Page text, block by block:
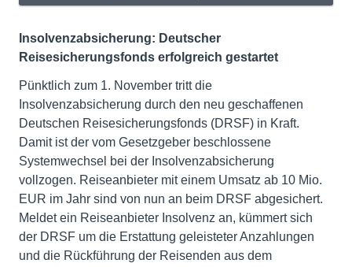
Insolvenzabsicherung: Deutscher
Reisesicherungsfonds erfolgreich gestartet
Pünktlich zum 1. November tritt die
Insolvenzabsicherung durch den neu geschaffenen
Deutschen Reisesicherungsfonds (DRSF) in Kraft.
Damit ist der vom Gesetzgeber beschlossene
Systemwechsel bei der Insolvenzabsicherung
vollzogen. Reiseanbieter mit einem Umsatz ab 10 Mio.
EUR im Jahr sind von nun an beim DRSF abgesichert.
Meldet ein Reiseanbieter Insolvenz an, kümmert sich
der DRSF um die Erstattung geleisteter Anzahlungen
und die Rückführung der Reisenden aus dem